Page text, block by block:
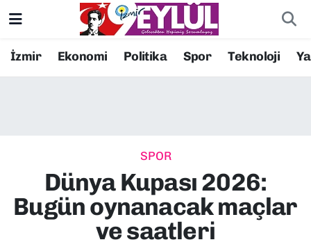
İzmir Ekonomi Politika Spor Teknoloji
SPOR
Dünya Kupası 2026:
Bugün oynanacak maçlar
ve saatleri
Resmi İlanlar
EKONOMİ
KÜLTÜR SANAT
Konak Nöbetçi Eczaneler
Süper Lig Puan Durumu ve Fikstür
Tüm Manşetler
Son Dakika Haberleri